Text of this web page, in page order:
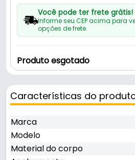
Você pode ter frete grátis!
Informe seu CEP acima para
opções de frete.
Produto esgotado
Características do
Marca
Modelo
Material do corpo